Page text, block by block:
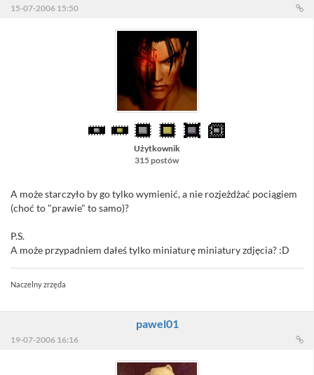
15-07-2006 15:50
Użytkownik
315 postów
A może starczyło by go tylko wymienić, a nie rozjeżdżać pociągiem
(choć to "prawie" to samo)?
P.S.
A może przypadniem dałeś tylko miniaturę miniatury zdjęcia? :D
Naczelny zrzęda
pawel01
19-07-2006 16:16